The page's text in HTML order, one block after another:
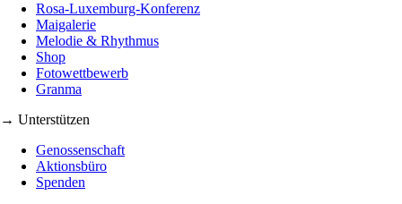
Rosa-Luxemburg-Konferenz
Maigalerie
Melodie & Rhythmus
Shop
Fotowettbewerb
Granma
→ Unterstützen
Genossenschaft
Aktionsbüro
Spenden